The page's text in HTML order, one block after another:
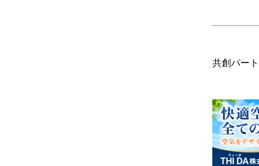
共創パー